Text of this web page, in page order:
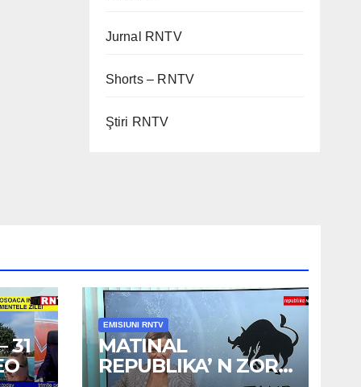
Jurnal RNTV
Shorts – RNTV
Ştiri RNTV
31
EMISIUNI RNTV
MATINAL
REPUBLIKA’ N ZORI